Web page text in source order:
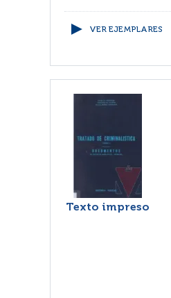
VER EJEMPLARES
Texto impreso